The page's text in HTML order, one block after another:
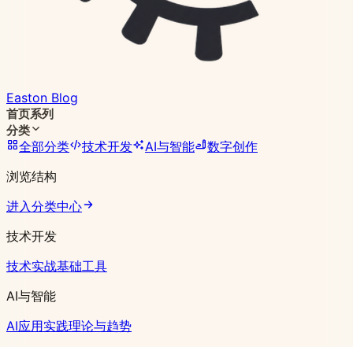
Easton Blog
首页系列
分类
全部分类 技术开发 AI与智能
数字创作
浏览结构
进入分类中心
技术开发
技术实战基础工具
AI与智能
AI应用实践理论与趋势